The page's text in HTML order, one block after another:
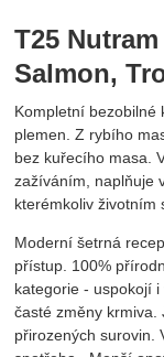
T25
Salmon,
Kompletní bezobilné
plemen. Z rybího
bez kuřecího masa.
zažíváním, naplňuje
kterémkoliv životním
Moderní šetrná
přístup. 100%
kategorie - uspokojí
časté změny
přirozených surovin.